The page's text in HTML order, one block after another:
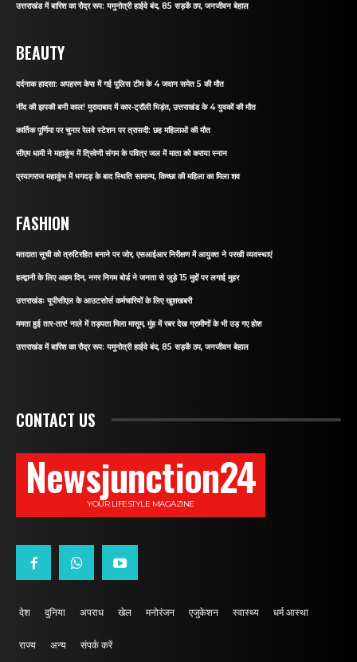
उत्तराखंड में बारिश का रौद्र रूप: यमुनोत्री हाईवे बंद, 85 सड़कें ठप, जनजीवन बेहाल
BEAUTY
दर्दनाक हादसा: अपहरण केस में गई पुलिस टीम के 4 जवान समेत 5 की मौत
नींद की झपकी बनी काल! मुरादाबाद में कार-ट्रॉली भिड़ंत, उत्तराखंड के 4 युवकों की मौत
कार्तिक पूर्णिमा पर चुनार रेलवे स्टेशन पर त्रासदी: छह महिलाओं की मौत
सीएम धामी ने महाकुंभ में त्रिवेणी संगम के पवित्र जल में माता को कराया स्नान
प्रयागराज महाकुंभ में भगदड़ के बाद स्थिति सामान्य, किच्छा की महिला का मिला शव
FASHION
मतदाता सूची को त्रुटिरहित बनाने पर जोर, एसआईआर निरीक्षण में आयुक्त ने परखी व्यवस्थाएं
हल्द्वानी के लिए अहम दिन, नगर निगम बोर्ड ने जनता से जुड़े 15 मुद्दों पर लगाई मुहर
उत्तराखंडः यूपीसीएल के आउटसोर्स कर्मचारियों के लिए खुशखबरी
ममता हुई तार-तार! नाले में तड़पता मिला मासूम, मुंह में रबर देख ग्रामीणों के भी उड़ गए होश
उत्तराखंड में बारिश का रौद्र रूप: यमुनोत्री हाईवे बंद, 85 सड़कें ठप, जनजीवन बेहाल
CONTACT US
Newsjunction24
YOUR LIFESTYLE MAGAZINE
देश दुनिया अपराध खेल मनोरंजन एजुकेशन स्वास्थ्य धर्म आस्था
राज्य अन्य संपर्क करें